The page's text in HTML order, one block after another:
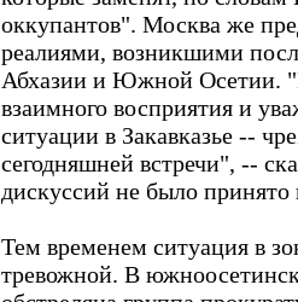
оккупантов". Москва же
реалиями, возникшими
Абхазии и Южной Осетии.
взаимного восприятия и
ситуации в Закавказье --
сегодняшней встречи", --
дискуссий не было
Тем временем ситуация в
тревожной. В